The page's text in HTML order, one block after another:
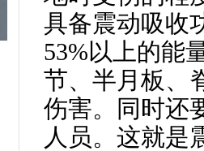
具备震动吸收
53%以上的能
节、半月板、
伤害。同时还
人员。这就是